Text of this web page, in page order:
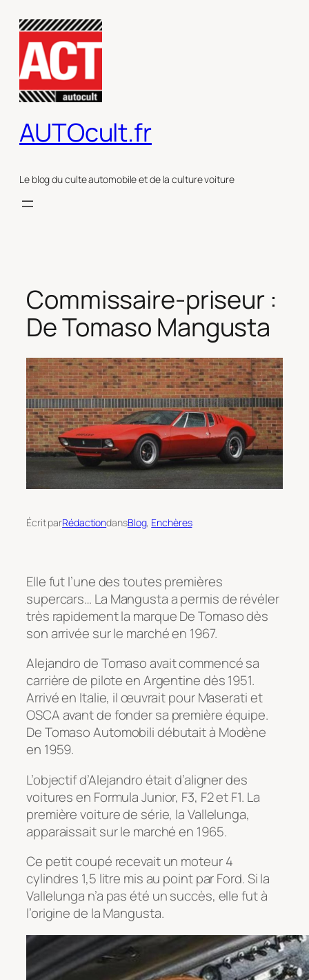
contenu
AUTOcult.fr
Le blog du culte automobile et de la culture voiture
Commissaire-priseur :
De Tomaso Mangusta
Écrit parRédactiondansBlog, Enchères
Elle fut l’une des toutes premières
supercars… La Mangusta a permis de révéler
très rapidement la marque De Tomaso dès
son arrivée sur le marché en 1967.
Alejandro de Tomaso avait commencé sa
carrière de pilote en Argentine dès 1951.
Arrivé en Italie, il œuvrait pour Maserati et
OSCA avant de fonder sa première équipe.
De Tomaso Automobili débutait à Modène
en 1959.
L’objectif d’Alejandro était d’aligner des
voitures en Formula Junior, F3, F2 et F1. La
première voiture de série, la Vallelunga,
apparaissait sur le marché en 1965.
Ce petit coupé recevait un moteur 4
cylindres 1,5 litre mis au point par Ford. Si la
Vallelunga n’a pas été un succès, elle fut à
l’origine de la Mangusta.